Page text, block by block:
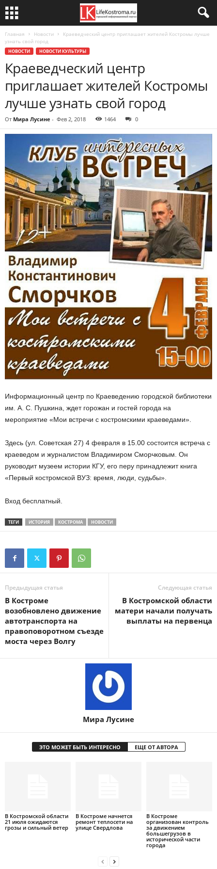
Главная Новости
Краеведческий центр приглашает жителей Костромы лучше
узнать свой город
НОВОСТИ НОВОСТИ КУЛЬТУРЫ
Краеведческий центр
приглашает жителей Костромы
лучше узнать свой город
От Мира Лусине - Фев 2, 2018 1464 0
Информационный центр по Краеведению городской библиотеки
им. А. С. Пушкина, ждет горожан и гостей города на
мероприятие «Мои встречи с костромскими краеведами».
Здесь (ул. Советская 27) 4 февраля в 15.00 состоится встреча с
краеведом и журналистом Владимиром Сморчковым. Он
руководит музеем истории КГУ, его перу принадлежит книга
«Первый костромской ВУЗ: время, люди, судьбы».
Вход бесплатный.
ТЕГИ ИСТОРИЯ КОСТРОМА НОВОСТИ
Предыдущая статья
В Костроме
возобновлено движение
автотранспорта на
правоповоротном съезде
моста через Волгу
Следующая статья
В Костромской области
матери начали получать
выплаты на первенца
Мира Лусине
ЭТО МОЖЕТ БЫТЬ ИНТЕРЕСНО ЕЩЕ ОТ АВТОРА
В Костромской области
21 июля ожидаются
грозы и сильный ветер
В Костроме начнется
ремонт теплосети на
улице Свердлова
В Костроме
организован контроль
за движением
большегрузов в
исторической части
города